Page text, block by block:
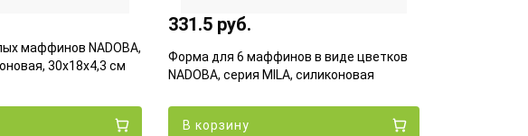
маффинов NADOBA,
30x18x4,3 см
331.5 руб.
Форма для 6 маффинов в виде цветков
NADOBA, серия MILA, силиконовая
В корзину